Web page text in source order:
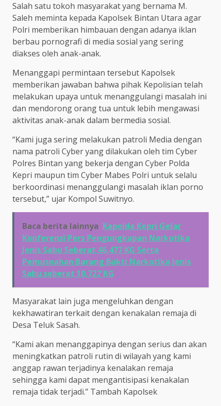
Salah satu tokoh masyarakat yang bernama M.
Saleh meminta kepada Kapolsek Bintan Utara agar
Polri memberikan himbauan dengan adanya iklan
berbau pornografi di media sosial yang sering
diakses oleh anak-anak.
Menanggapi permintaan tersebut Kapolsek
memberikan jawaban bahwa pihak Kepolisian telah
melakukan upaya untuk menanggulangi masalah ini
dan mendorong orang tua untuk lebih mengawasi
aktivitas anak-anak dalam bermedia sosial.
“Kami juga sering melakukan patroli Media dengan
nama patroli Cyber yang dilakukan oleh tim Cyber
Polres Bintan yang bekerja dengan Cyber Polda
Kepri maupun tim Cyber Mabes Polri untuk selalu
berkoordinasi menanggulangi masalah iklan porno
tersebut,” ujar Kompol Suwitnyo.
Baca berita lainnya Kapolda Kepri Gelar
Konferensi Pers Pengungkapan Narkotika
Jenis Sabu Seberat 46,477 KG Serta
Pemusnahan Barang Bukti Narkotika Jenis
Sabu seberat 10,727 KG
Masyarakat lain juga mengeluhkan dengan
kekhawatiran terkait dengan kenakalan remaja di
Desa Teluk Sasah.
“Kami akan menanggapinya dengan serius dan akan
meningkatkan patroli rutin di wilayah yang kami
anggap rawan terjadinya kenalakan remaja
sehingga kami dapat mengantisipasi kenakalan
remaja tidak terjadi.” Tambah Kapolsek